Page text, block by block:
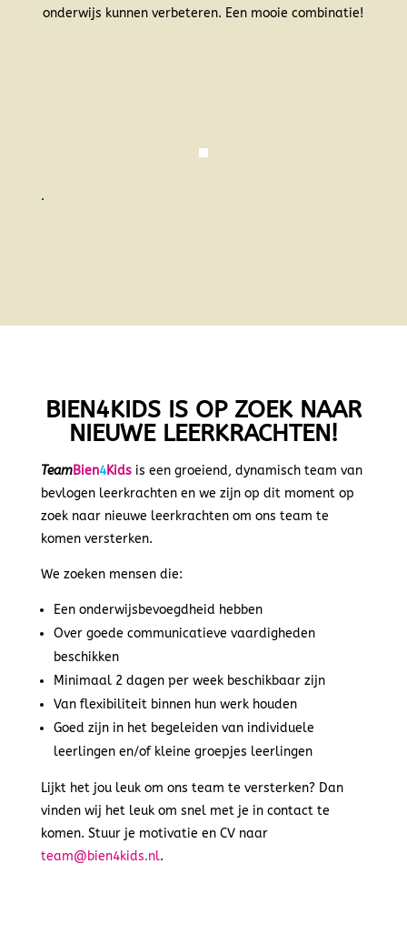
onderwijs kunnen verbeteren. Een mooie combinatie!
.
BIEN4KIDS IS OP ZOEK NAAR
NIEUWE LEERKRACHTEN!
TeamBien4Kids is een groeiend, dynamisch team van
bevlogen leerkrachten en we zijn op dit moment op
zoek naar nieuwe leerkrachten om ons team te
komen versterken.
We zoeken mensen die:
Een onderwijsbevoegdheid hebben
Over goede communicatieve vaardigheden
beschikken
Minimaal 2 dagen per week beschikbaar zijn
Van flexibiliteit binnen hun werk houden
Goed zijn in het begeleiden van individuele
leerlingen en/of kleine groepjes leerlingen
Lijkt het jou leuk om ons team te versterken? Dan
vinden wij het leuk om snel met je in contact te
komen. Stuur je motivatie en CV naar
team@bien4kids.nl.